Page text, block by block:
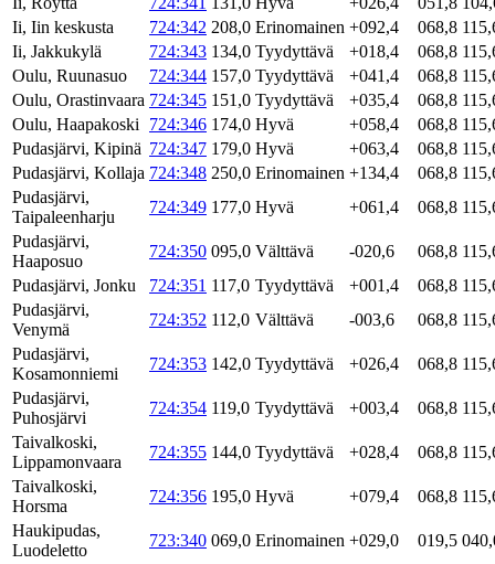
Ii, Iin keskusta
724:342 208,0 Erinomainen +092,4 068,8
Ii, Jakkukylä
724:343 134,0 Tyydyttävä +018,4 068,8
Oulu, Ruunasuo
724:344 157,0 Tyydyttävä +041,4 068,8
Oulu, Orastinvaara 724:345 151,0 Tyydyttävä +035,4 068,8
Oulu, Haapakoski
724:346 174,0 Hyvä +058,4 068,8
Pudasjärvi, Kipinä 724:347 179,0 Hyvä +063,4 068,8
Pudasjärvi, Kollaja 724:348 250,0 Erinomainen +134,4 068,8
Pudasjärvi,
Taipaleenharju
724:349 177,0 Hyvä +061,4 068,8
Pudasjärvi,
Haaposuo
724:350 095,0 Välttävä -020,6 068,8
Pudasjärvi, Jonku
724:351 117,0 Tyydyttävä +001,4 068,8
Pudasjärvi,
Venymä
724:352 112,0 Välttävä -003,6 068,8
Pudasjärvi,
Kosamonniemi
724:353 142,0 Tyydyttävä +026,4 068,8
Pudasjärvi,
Puhosjärvi
724:354 119,0 Tyydyttävä +003,4 068,8
Taivalkoski,
Lippamonvaara
724:355 144,0 Tyydyttävä +028,4 068,8
Taivalkoski,
Horsma
724:356 195,0 Hyvä +079,4 068,8
Haukipudas,
Luodeletto
723:340 069,0 Erinomainen +029,0 019,5